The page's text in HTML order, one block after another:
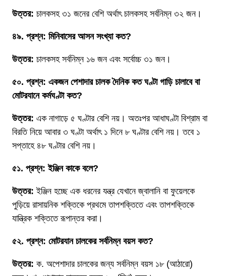
উত্তর: চালকসহ ৩১ জনের বেশি অর্থাৎ চালকসহ সর্বনিম্ন ৩২ জন।
৪৯. প্রশ্ন: মিনিবাসের আসন সংখ্যা কত?
উত্তর: চালকসহ সর্বনিম্ন ১৬ জন এবং সর্বোচ্চ ৩১ জন।
৫০. প্রশ্ন: একজন পেশাদার চালক দৈনিক কত ঘণ্টা গাড়ি চালাবে বা
মোটরযানে কর্মঘণ্টা কত?
উত্তর: এক নাগাড়ে ৫ ঘণ্টার বেশি নয়। অতঃপর আধাঘণ্টা বিশ্রাম বা
বিরতি নিয়ে আবার ৩ ঘণ্টা অর্থাৎ ১ দিনে ৮ ঘণ্টার বেশি নয়। তবে ১
সপ্তাহে ৪৮ ঘণ্টার বেশি নয়।
৫১. প্রশ্ন: ইঞ্জিন কাকে বলে?
উত্তর: ইঞ্জিন হচ্ছে এক ধরনের যন্ত্র যেখানে জ্বালানি বা ফুয়েলকে
পুড়িয়ে রাসায়নিক শক্তিকে প্রথমে তাপশক্তিতে এবং তাপশক্তিকে
যান্ত্রিক শক্তিতে রূপান্তর করা।
৫২. প্রশ্ন: মোটরযান চালকের সর্বনিম্ন বয়স কত?
উত্তর: ক. অপেশাদার চালকের জন্য সর্বনিম্ন বয়স ১৮ (আঠারো)